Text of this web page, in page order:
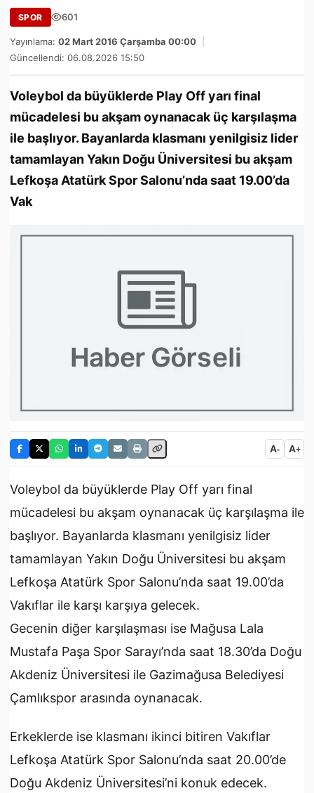
SPOR 601
Yayınlama: 02 Mart 2016 Çarşamba 00:00
Güncellendi: 06.08.2026 15:50
Voleybol da büyüklerde Play Off yarı final
mücadelesi bu akşam oynanacak üç karşılaşma
ile başlıyor. Bayanlarda klasmanı yenilgisiz lider
tamamlayan Yakın Doğu Üniversitesi bu akşam
Lefkoşa Atatürk Spor Salonu’nda saat 19.00’da
Vak
A- A+
Voleybol da büyüklerde Play Off yarı final
mücadelesi bu akşam oynanacak üç karşılaşma ile
başlıyor. Bayanlarda klasmanı yenilgisiz lider
tamamlayan Yakın Doğu Üniversitesi bu akşam
Lefkoşa Atatürk Spor Salonu’nda saat 19.00’da
Vakıflar ile karşı karşıya gelecek.
Gecenin diğer karşılaşması ise Mağusa Lala
Mustafa Paşa Spor Sarayı’nda saat 18.30’da Doğu
Akdeniz Üniversitesi ile Gazimağusa Belediyesi
Çamlıkspor arasında oynanacak.
Erkeklerde ise klasmanı ikinci bitiren Vakıflar
Lefkoşa Atatürk Spor Salonu’nda saat 20.00’de
Doğu Akdeniz Üniversitesi’ni konuk edecek.